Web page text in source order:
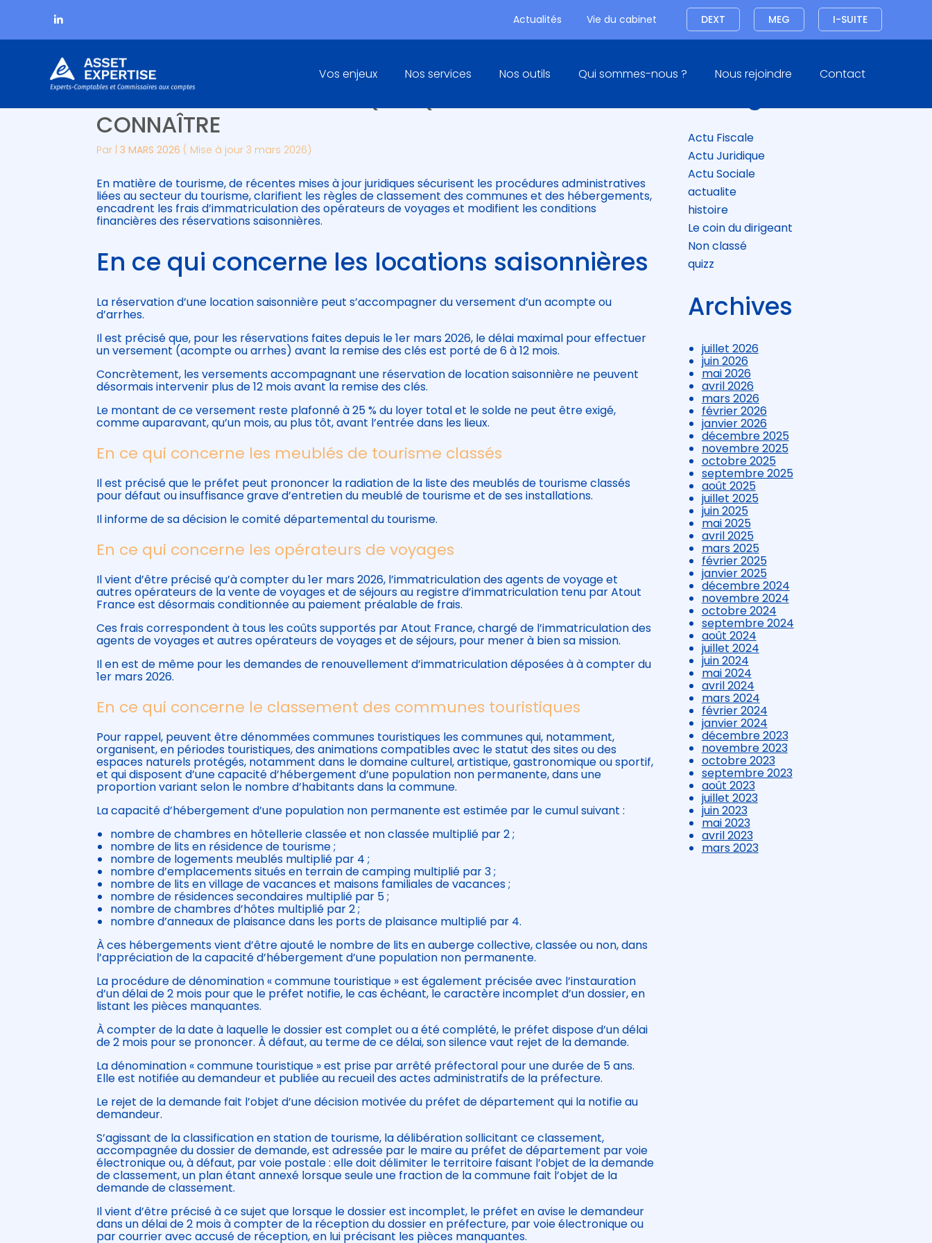
Actualités Vie du cabinet Connexion I-SUITE
MEG
DEXT
Aller
au
Principal
Vos enjeux Nos services Nos outils Qui sommes-nous ? Nous rejoindre Contact
SECTEUR DU TOURISME : QUELQUES NOUVEAUTÉS À
CONNAÎTRE
Par |3 MARS 2026 ( Mise à jour 3 mars 2026)
En matière de tourisme, de récentes mises à jour juridiques sécurisent les procédures administratives
liées au secteur du tourisme, clarifient les règles de classement des communes et des hébergements,
encadrent les frais d’immatriculation des opérateurs de voyages et modifient les conditions
financières des réservations saisonnières.
En ce qui concerne les locations saisonnières
La réservation d’une location saisonnière peut s’accompagner du versement d’un acompte ou
d’arrhes.
Il est précisé que, pour les réservations faites depuis le 1er mars 2026, le délai maximal pour effectuer
un versement (acompte ou arrhes) avant la remise des clés est porté de 6 à 12 mois.
Concrètement, les versements accompagnant une réservation de location saisonnière ne peuvent
désormais intervenir plus de 12 mois avant la remise des clés.
Le montant de ce versement reste plafonné à 25 % du loyer total et le solde ne peut être exigé,
comme auparavant, qu’un mois, au plus tôt, avant l’entrée dans les lieux.
En ce qui concerne les meublés de tourisme classés
Il est précisé que le préfet peut prononcer la radiation de la liste des meublés de tourisme classés
pour défaut ou insuffisance grave d’entretien du meublé de tourisme et de ses installations.
Il informe de sa décision le comité départemental du tourisme.
En ce qui concerne les opérateurs de voyages
Il vient d’être précisé qu’à compter du 1er mars 2026, l’immatriculation des agents de voyage et
autres opérateurs de la vente de voyages et de séjours au registre d’immatriculation tenu par Atout
France est désormais conditionnée au paiement préalable de frais.
Ces frais correspondent à tous les coûts supportés par Atout France, chargé de l’immatriculation des
agents de voyages et autres opérateurs de voyages et de séjours, pour mener à bien sa mission.
Il en est de même pour les demandes de renouvellement d’immatriculation déposées à à compter du
1er mars 2026.
En ce qui concerne le classement des communes touristiques
Pour rappel, peuvent être dénommées communes touristiques les communes qui, notamment,
organisent, en périodes touristiques, des animations compatibles avec le statut des sites ou des
espaces naturels protégés, notamment dans le domaine culturel, artistique, gastronomique ou sportif,
et qui disposent d’une capacité d’hébergement d’une population non permanente, dans une
proportion variant selon le nombre d’habitants dans la commune.
La capacité d’hébergement d’une population non permanente est estimée par le cumul suivant :
nombre de chambres en hôtellerie classée et non classée multiplié par 2 ;
nombre de lits en résidence de tourisme ;
nombre de logements meublés multiplié par 4 ;
nombre d’emplacements situés en terrain de camping multiplié par 3 ;
nombre de lits en village de vacances et maisons familiales de vacances ;
nombre de résidences secondaires multiplié par 5 ;
nombre de chambres d’hôtes multiplié par 2 ;
nombre d’anneaux de plaisance dans les ports de plaisance multiplié par 4.
À ces hébergements vient d’être ajouté le nombre de lits en auberge collective, classée ou non, dans
l’appréciation de la capacité d’hébergement d’une population non permanente.
La procédure de dénomination « commune touristique » est également précisée avec l’instauration
d’un délai de 2 mois pour que le préfet notifie, le cas échéant, le caractère incomplet d’un dossier, en
listant les pièces manquantes.
À compter de la date à laquelle le dossier est complet ou a été complété, le préfet dispose d’un délai
de 2 mois pour se prononcer. À défaut, au terme de ce délai, son silence vaut rejet de la demande.
La dénomination « commune touristique » est prise par arrêté préfectoral pour une durée de 5 ans.
Elle est notifiée au demandeur et publiée au recueil des actes administratifs de la préfecture.
Le rejet de la demande fait l’objet d’une décision motivée du préfet de département qui la notifie au
demandeur.
S’agissant de la classification en station de tourisme, la délibération sollicitant ce classement,
accompagnée du dossier de demande, est adressée par le maire au préfet de département par voie
électronique ou, à défaut, par voie postale : elle doit délimiter le territoire faisant l’objet de la demande
de classement, un plan étant annexé lorsque seule une fraction de la commune fait l’objet de la
demande de classement.
Il vient d’être précisé à ce sujet que lorsque le dossier est incomplet, le préfet en avise le demandeur
dans un délai de 2 mois à compter de la réception du dossier en préfecture, par voie électronique ou
par courrier avec accusé de réception, en lui précisant les pièces manquantes.
Blog
Actu Fiscale
Actu Juridique
Actu Sociale
actualite
histoire
Le coin du dirigeant
Non classé
quizz
Archives
juillet 2026
juin 2026
mai 2026
avril 2026
mars 2026
février 2026
janvier 2026
décembre 2025
novembre 2025
octobre 2025
septembre 2025
août 2025
juillet 2025
juin 2025
mai 2025
avril 2025
mars 2025
février 2025
janvier 2025
décembre 2024
novembre 2024
octobre 2024
septembre 2024
août 2024
juillet 2024
juin 2024
mai 2024
avril 2024
mars 2024
février 2024
janvier 2024
décembre 2023
novembre 2023
octobre 2023
septembre 2023
août 2023
juillet 2023
juin 2023
mai 2023
avril 2023
mars 2023